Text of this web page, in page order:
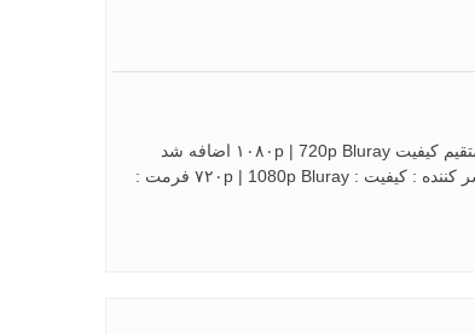
دانلود فیلم War of the Worlds 2005 دانلود فیلم War of the Worlds 2005 با لینک مستقیم کیفیت ۱۰۸۰p | 720p Bluray اضافه شد
اطلاعات کامل : ژانر : اکشن | ماجراجویی | درام امتياز : ۶٫۵ از ۱۰ – میانگین رای منتشر کننده : کیفیت : ۷۲۰p | 1080p Bluray فرمت :